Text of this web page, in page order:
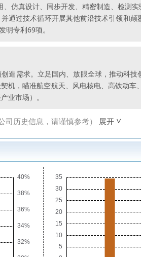
、仿真设计、同步开发、精密制造、检测
通过技术循环开展其他前沿技术引领和
明专利69项。
造需求。立足国内、放眼全球，推动科
机，瞄准航空航天、风电核电、高铁动
业市场）。
司历史信息，请谨慎参考） 展开